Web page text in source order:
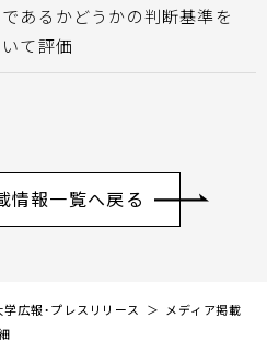
あるかどうかの判断基準を
て評価
情報一覧へ戻る
学広報・プレスリリース
メディア掲載